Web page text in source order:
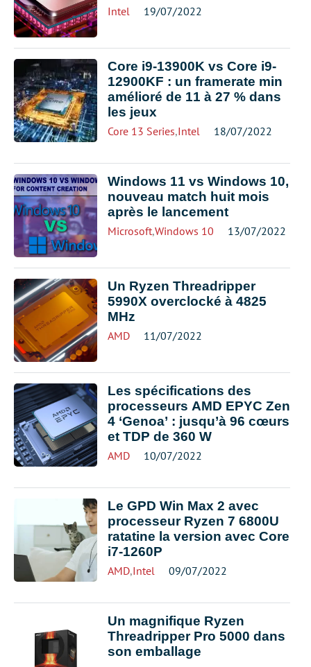
Intel 19/07/2022
Core i9-13900K vs Core i9-
12900KF : un framerate min
amélioré de 11 à 27 % dans
les jeux
Core 13 Series,Intel 18/07/2022
Windows 11 vs Windows 10,
nouveau match huit mois
après le lancement
Microsoft,Windows 10 13/07/2022
Un Ryzen Threadripper
5990X overclocké à 4825
MHz
AMD 11/07/2022
Les spécifications des
processeurs AMD EPYC Zen
4 ‘Genoa’ : jusqu’à 96 cœurs
et TDP de 360 W
AMD 10/07/2022
Le GPD Win Max 2 avec
processeur Ryzen 7 6800U
ratatine la version avec Core
i7-1260P
AMD,Intel 09/07/2022
Un magnifique Ryzen
Threadripper Pro 5000 dans
son emballage